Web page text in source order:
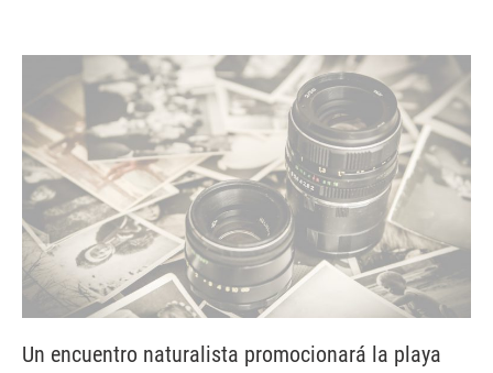
Un encuentro naturalista promocionará la playa